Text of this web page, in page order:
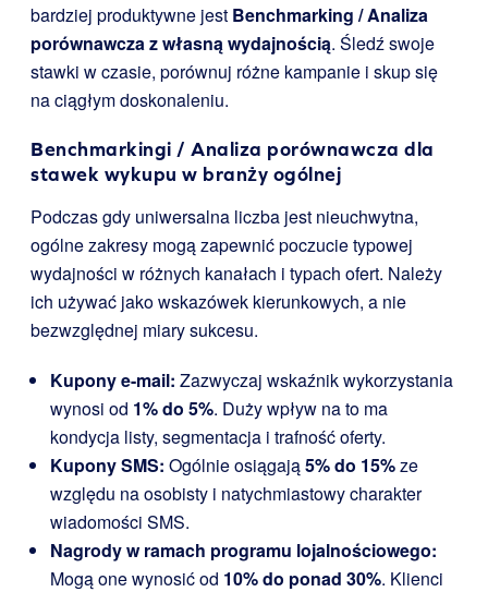
bardziej produktywne jest Benchmarking / Analiza
porównawcza z własną wydajnością. Śledź swoje
stawki w czasie, porównuj różne kampanie i skup się
na ciągłym doskonaleniu.
Benchmarkingi / Analiza porównawcza dla
stawek wykupu w branży ogólnej
Podczas gdy uniwersalna liczba jest nieuchwytna,
ogólne zakresy mogą zapewnić poczucie typowej
wydajności w różnych kanałach i typach ofert. Należy
ich używać jako wskazówek kierunkowych, a nie
bezwzględnej miary sukcesu.
Kupony e-mail: Zazwyczaj wskaźnik wykorzystania
wynosi od 1% do 5%. Duży wpływ na to ma
kondycja listy, segmentacja i trafność oferty.
Kupony SMS: Ogólnie osiągają5% do 15%ze
względu na osobisty i natychmiastowy charakter
wiadomości SMS.
Nagrody w ramach programu lojalnościowego:
Mogą one wynosić od 10% do ponad 30%. Klienci